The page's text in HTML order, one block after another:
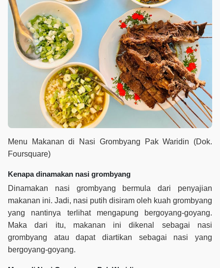
Menu Makanan di Nasi Grombyang Pak Waridin (Dok.
Foursquare)
Kenapa dinamakan nasi grombyang
Dinamakan nasi grombyang bermula dari penyajian
makanan ini. Jadi, nasi putih disiram oleh kuah grombyang
yang nantinya terlihat mengapung bergoyang-goyang.
Maka dari itu, makanan ini dikenal sebagai nasi
grombyang atau dapat diartikan sebagai nasi yang
bergoyang-goyang.